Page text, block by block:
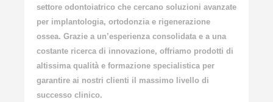
settore odontoiatrico che cercano soluzioni avanzate
per implantologia, ortodonzia e rigenerazione
ossea. Grazie a un’esperienza consolidata e a una
costante ricerca di innovazione, offriamo prodotti di
altissima qualità e formazione specialistica per
garantire ai nostri clienti il massimo livello di
successo clinico.